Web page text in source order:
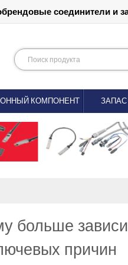
соединители и
КОМПОНЕНТ
больше
причин